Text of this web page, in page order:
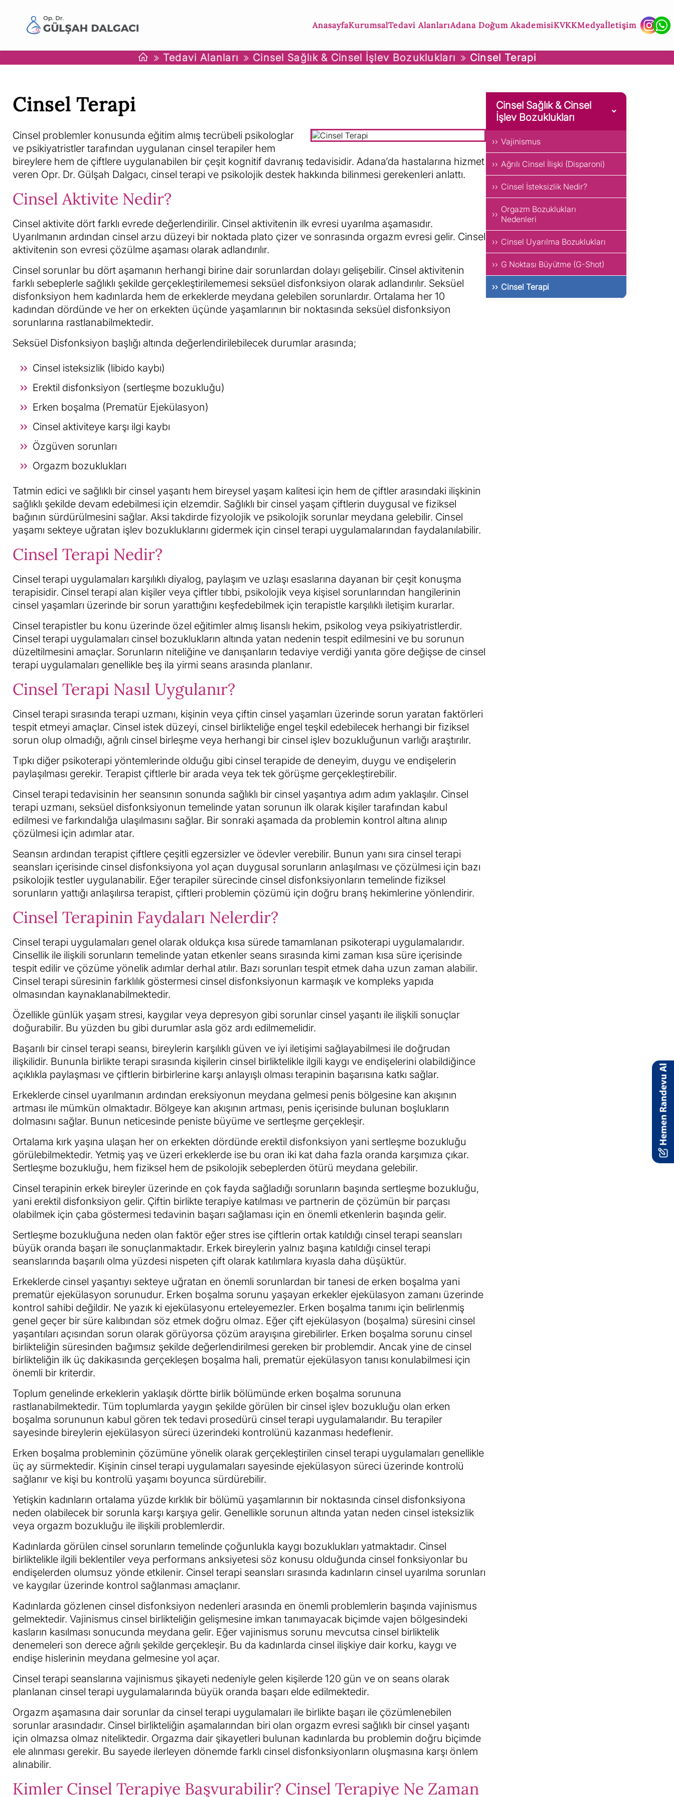
AnasayfaKurumsalTedavi AlanlarıAdana Doğum AkademisiKVKKMedyaİletişim
Tedavi Alanları Cinsel Sağlık & Cinsel İşlev Bozuklukları Cinsel Terapi
Cinsel Terapi
Cinsel problemler konusunda eğitim almış tecrübeli psikologlar
ve psikiyatristler tarafından uygulanan cinsel terapiler hem
bireylere hem de çiftlere uygulanabilen bir çeşit kognitif davranış tedavisidir. Adana’da hastalarına hizmet
veren Opr. Dr. Gülşah Dalgacı, cinsel terapi ve psikolojik destek hakkında bilinmesi gerekenleri anlattı.
Cinsel Aktivite Nedir?
Cinsel aktivite dört farklı evrede değerlendirilir. Cinsel aktivitenin ilk evresi uyarılma aşamasıdır.
Uyarılmanın ardından cinsel arzu düzeyi bir noktada plato çizer ve sonrasında orgazm evresi gelir. Cinsel
aktivitenin son evresi çözülme aşaması olarak adlandırılır.
Cinsel sorunlar bu dört aşamanın herhangi birine dair sorunlardan dolayı gelişebilir. Cinsel aktivitenin
farklı sebeplerle sağlıklı şekilde gerçekleştirilememesi seksüel disfonksiyon olarak adlandırılır. Seksüel
disfonksiyon hem kadınlarda hem de erkeklerde meydana gelebilen sorunlardır. Ortalama her 10
kadından dördünde ve her on erkekten üçünde yaşamlarının bir noktasında seksüel disfonksiyon
sorunlarına rastlanabilmektedir.
Seksüel Disfonksiyon başlığı altında değerlendirilebilecek durumlar arasında;
Cinsel isteksizlik (libido kaybı)
Erektil disfonksiyon (sertleşme bozukluğu)
Erken boşalma (Prematür Ejekülasyon)
Cinsel aktiviteye karşı ilgi kaybı
Özgüven sorunları
Orgazm bozuklukları
Tatmin edici ve sağlıklı bir cinsel yaşantı hem bireysel yaşam kalitesi için hem de çiftler arasındaki ilişkinin
sağlıklı şekilde devam edebilmesi için elzemdir. Sağlıklı bir cinsel yaşam çiftlerin duygusal ve fiziksel
bağının sürdürülmesini sağlar. Aksi takdirde fizyolojik ve psikolojik sorunlar meydana gelebilir. Cinsel
yaşamı sekteye uğratan işlev bozukluklarını gidermek için cinsel terapi uygulamalarından faydalanılabilir.
Cinsel Terapi Nedir?
Cinsel terapi uygulamaları karşılıklı diyalog, paylaşım ve uzlaşı esaslarına dayanan bir çeşit konuşma
terapisidir. Cinsel terapi alan kişiler veya çiftler tıbbi, psikolojik veya kişisel sorunlarından hangilerinin
cinsel yaşamları üzerinde bir sorun yarattığını keşfedebilmek için terapistle karşılıklı iletişim kurarlar.
Cinsel terapistler bu konu üzerinde özel eğitimler almış lisanslı hekim, psikolog veya psikiyatristlerdir.
Cinsel terapi uygulamaları cinsel bozuklukların altında yatan nedenin tespit edilmesini ve bu sorunun
düzeltilmesini amaçlar. Sorunların niteliğine ve danışanların tedaviye verdiği yanıta göre değişse de cinsel
terapi uygulamaları genellikle beş ila yirmi seans arasında planlanır.
Cinsel Terapi Nasıl Uygulanır?
Cinsel terapi sırasında terapi uzmanı, kişinin veya çiftin cinsel yaşamları üzerinde sorun yaratan faktörleri
tespit etmeyi amaçlar. Cinsel istek düzeyi, cinsel birlikteliğe engel teşkil edebilecek herhangi bir fiziksel
sorun olup olmadığı, ağrılı cinsel birleşme veya herhangi bir cinsel işlev bozukluğunun varlığı araştırılır.
Tıpkı diğer psikoterapi yöntemlerinde olduğu gibi cinsel terapide de deneyim, duygu ve endişelerin
paylaşılması gerekir. Terapist çiftlerle bir arada veya tek tek görüşme gerçekleştirebilir.
Cinsel terapi tedavisinin her seansının sonunda sağlıklı bir cinsel yaşantıya adım adım yaklaşılır. Cinsel
terapi uzmanı, seksüel disfonksiyonun temelinde yatan sorunun ilk olarak kişiler tarafından kabul
edilmesi ve farkındalığa ulaşılmasını sağlar. Bir sonraki aşamada da problemin kontrol altına alınıp
çözülmesi için adımlar atar.
Seansın ardından terapist çiftlere çeşitli egzersizler ve ödevler verebilir. Bunun yanı sıra cinsel terapi
seansları içerisinde cinsel disfonksiyona yol açan duygusal sorunların anlaşılması ve çözülmesi için bazı
psikolojik testler uygulanabilir. Eğer terapiler sürecinde cinsel disfonksiyonların temelinde fiziksel
sorunların yattığı anlaşılırsa terapist, çiftleri problemin çözümü için doğru branş hekimlerine yönlendirir.
Cinsel Terapinin Faydaları Nelerdir?
Cinsel terapi uygulamaları genel olarak oldukça kısa sürede tamamlanan psikoterapi uygulamalarıdır.
Cinsellik ile ilişkili sorunların temelinde yatan etkenler seans sırasında kimi zaman kısa süre içerisinde
tespit edilir ve çözüme yönelik adımlar derhal atılır. Bazı sorunları tespit etmek daha uzun zaman alabilir.
Cinsel terapi süresinin farklılık göstermesi cinsel disfonksiyonun karmaşık ve kompleks yapıda
olmasından kaynaklanabilmektedir.
Özellikle günlük yaşam stresi, kaygılar veya depresyon gibi sorunlar cinsel yaşantı ile ilişkili sonuçlar
doğurabilir. Bu yüzden bu gibi durumlar asla göz ardı edilmemelidir.
Başarılı bir cinsel terapi seansı, bireylerin karşılıklı güven ve iyi iletişimi sağlayabilmesi ile doğrudan
ilişkilidir. Bununla birlikte terapi sırasında kişilerin cinsel birliktelikle ilgili kaygı ve endişelerini olabildiğince
açıklıkla paylaşması ve çiftlerin birbirlerine karşı anlayışlı olması terapinin başarısına katkı sağlar.
Erkeklerde cinsel uyarılmanın ardından ereksiyonun meydana gelmesi penis bölgesine kan akışının
artması ile mümkün olmaktadır. Bölgeye kan akışının artması, penis içerisinde bulunan boşlukların
dolmasını sağlar. Bunun neticesinde peniste büyüme ve sertleşme gerçekleşir.
Ortalama kırk yaşına ulaşan her on erkekten dördünde erektil disfonksiyon yani sertleşme bozukluğu
görülebilmektedir. Yetmiş yaş ve üzeri erkeklerde ise bu oran iki kat daha fazla oranda karşımıza çıkar.
Sertleşme bozukluğu, hem fiziksel hem de psikolojik sebeplerden ötürü meydana gelebilir.
Cinsel terapinin erkek bireyler üzerinde en çok fayda sağladığı sorunların başında sertleşme bozukluğu,
yani erektil disfonksiyon gelir. Çiftin birlikte terapiye katılması ve partnerin de çözümün bir parçası
olabilmek için çaba göstermesi tedavinin başarı sağlaması için en önemli etkenlerin başında gelir.
Sertleşme bozukluğuna neden olan faktör eğer stres ise çiftlerin ortak katıldığı cinsel terapi seansları
büyük oranda başarı ile sonuçlanmaktadır. Erkek bireylerin yalnız başına katıldığı cinsel terapi
seanslarında başarılı olma yüzdesi nispeten çift olarak katılımlara kıyasla daha düşüktür.
Erkeklerde cinsel yaşantıyı sekteye uğratan en önemli sorunlardan bir tanesi de erken boşalma yani
prematür ejekülasyon sorunudur. Erken boşalma sorunu yaşayan erkekler ejekülasyon zamanı üzerinde
kontrol sahibi değildir. Ne yazık ki ejekülasyonu erteleyemezler. Erken boşalma tanımı için belirlenmiş
genel geçer bir süre kalıbından söz etmek doğru olmaz. Eğer çift ejekülasyon (boşalma) süresini cinsel
yaşantıları açısından sorun olarak görüyorsa çözüm arayışına girebilirler. Erken boşalma sorunu cinsel
birlikteliğin süresinden bağımsız şekilde değerlendirilmesi gereken bir problemdir. Ancak yine de cinsel
birlikteliğin ilk üç dakikasında gerçekleşen boşalma hali, prematür ejekülasyon tanısı konulabilmesi için
önemli bir kriterdir.
Toplum genelinde erkeklerin yaklaşık dörtte birlik bölümünde erken boşalma sorununa
rastlanabilmektedir. Tüm toplumlarda yaygın şekilde görülen bir cinsel işlev bozukluğu olan erken
boşalma sorununun kabul gören tek tedavi prosedürü cinsel terapi uygulamalarıdır. Bu terapiler
sayesinde bireylerin ejekülasyon süreci üzerindeki kontrolünü kazanması hedeflenir.
Erken boşalma probleminin çözümüne yönelik olarak gerçekleştirilen cinsel terapi uygulamaları genellikle
üç ay sürmektedir. Kişinin cinsel terapi uygulamaları sayesinde ejekülasyon süreci üzerinde kontrolü
sağlanır ve kişi bu kontrolü yaşamı boyunca sürdürebilir.
Yetişkin kadınların ortalama yüzde kırklık bir bölümü yaşamlarının bir noktasında cinsel disfonksiyona
neden olabilecek bir sorunla karşı karşıya gelir. Genellikle sorunun altında yatan neden cinsel isteksizlik
veya orgazm bozukluğu ile ilişkili problemlerdir.
Kadınlarda görülen cinsel sorunların temelinde çoğunlukla kaygı bozuklukları yatmaktadır. Cinsel
birliktelikle ilgili beklentiler veya performans anksiyetesi söz konusu olduğunda cinsel fonksiyonlar bu
endişelerden olumsuz yönde etkilenir. Cinsel terapi seansları sırasında kadınların cinsel uyarılma sorunları
ve kaygılar üzerinde kontrol sağlanması amaçlanır.
Kadınlarda gözlenen cinsel disfonksiyon nedenleri arasında en önemli problemlerin başında vajinismus
gelmektedir. Vajinismus cinsel birlikteliğin gelişmesine imkan tanımayacak biçimde vajen bölgesindeki
kasların kasılması sonucunda meydana gelir. Eğer vajinismus sorunu mevcutsa cinsel birliktelik
denemeleri son derece ağrılı şekilde gerçekleşir. Bu da kadınlarda cinsel ilişkiye dair korku, kaygı ve
endişe hislerinin meydana gelmesine yol açar.
Cinsel terapi seanslarına vajinismus şikayeti nedeniyle gelen kişilerde 120 gün ve on seans olarak
planlanan cinsel terapi uygulamalarında büyük oranda başarı elde edilmektedir.
Orgazm aşamasına dair sorunlar da cinsel terapi uygulamaları ile birlikte başarı ile çözümlenebilen
sorunlar arasındadır. Cinsel birlikteliğin aşamalarından biri olan orgazm evresi sağlıklı bir cinsel yaşantı
için olmazsa olmaz niteliktedir. Orgazma dair şikayetleri bulunan kadınlarda bu problemin doğru biçimde
ele alınması gerekir. Bu sayede ilerleyen dönemde farklı cinsel disfonksiyonların oluşmasına karşı önlem
alınabilir.
Kimler Cinsel Terapiye Başvurabilir? Cinsel Terapiye Ne Zaman
Cinsel Sağlık & Cinsel
İşlev Bozuklukları
Vajinismus
Ağrılı Cinsel İlişki (Disparoni)
Cinsel İsteksizlik Nedir?
Orgazm Bozuklukları
Nedenleri
Cinsel Uyarılma Bozuklukları
G Noktası Büyütme (G-Shot)
Cinsel Terapi